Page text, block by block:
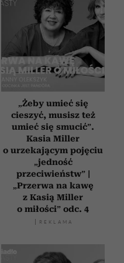
„Żeby umieć się
cieszyć, musisz też
umieć się smucić”.
Kasia Miller
o urzekającym pojęciu
„jedność
przeciwieństw” |
„Przerwa na kawę
z Kasią Miller
o miłości” odc. 4